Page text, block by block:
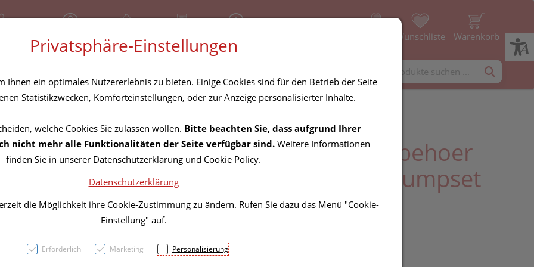
Geschlossen Über uns Rezept-Anfrage Wunschliste Warenkorb
Milchpumpen-u.zubehoer
Mamivac Sensitiv Pumpset
Einfach 1st
PZN: 3042335
Privatsphäre-Einstellungen
Ihnen ein optimales Nutzererlebnis zu bieten. Einige Cookies sind für den Betrieb der Seite
Statistikzwecken, Komforteinstellungen, oder zur Anzeige personalisierter Inhalte.
welche Cookies Sie zulassen wollen. Bitte beachten Sie, dass aufgrund Ihrer
nicht mehr alle Funktionalitäten der Seite verfügbar sind. Weitere Informationen
finden Sie in unserer Datenschutzerklärung und Cookie Policy.
Datenschutzerklärung
die Möglichkeit ihre Cookie-Zustimmung zu ändern. Rufen Sie dazu das Menü "Cookie-
Einstellung" auf.
Erforderlich Marketing Personalisierung